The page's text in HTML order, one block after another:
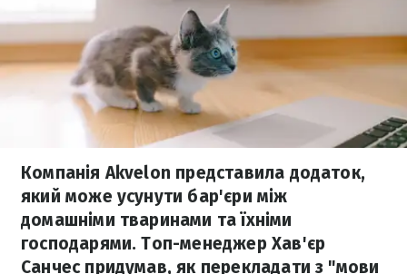
Компанія Akvelon представила додаток,
який може усунути бар'єри між
домашніми тваринами та їхніми
господарями. Топ-менеджер Хав'єр
Санчес придумав, як перекладати з "мови